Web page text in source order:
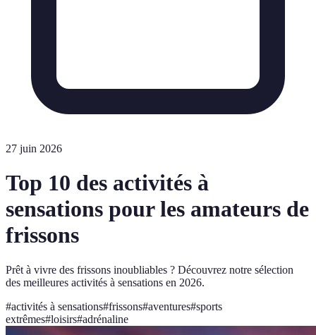
27 juin 2026
Top 10 des activités à
sensations pour les amateurs de
frissons
Prêt à vivre des frissons inoubliables ? Découvrez notre sélection
des meilleures activités à sensations en 2026.
#activités à sensations#frissons#aventures#sports
extrêmes#loisirs#adrénaline